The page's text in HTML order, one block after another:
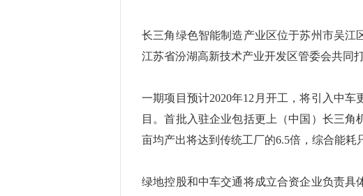
长三角绿色智能制造产业区位于苏州市吴江
江苏省汾湖高新技术产业开发区管委会共同
一期项目预计2020年12月开工，将引入中
目。首批入驻企业包括更上（中国）长三角
亩均产出将达到传统工厂的6.5倍，综合能耗
绿地控股和中车交通将成立合资企业负责